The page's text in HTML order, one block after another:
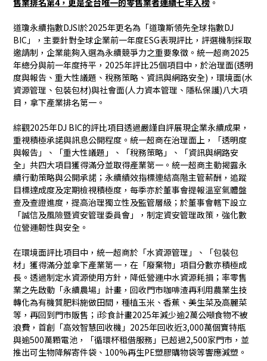
售業排名第4，更是全台唯一的零售業者連續七年入榜 。
道瓊永續指數DJSI於2025年更名為「道瓊斯領先全球指數DJ
BIC」，主要針對全球企業前一年度ESG表現評比，評選機制採取
邀請制，企業能夠入選為永續競爭力之重要象徵。統一超商2025
年總分與前一年度持平，2025年評比25個項目中，於治理面(透明
度與報告、重大性議題、稅務策略、資訊與網路安全)，環境面(水
資源管理、包裝包材)與社會面(人力資本管理、隱私保護)八大項
目，拿下產業排名第一。
綜觀2025年DJ BIC的評比項目透過嚴謹自評展現企業永續成果，
重視積極承諾與訊息公開程度。統一超商在治理面上，「透明度
與報告」、「重大性議題」、「稅務策略」、「資訊與網路安
全」共四大項目獲得滿分並取得產業第一。統一超商主動揭露永
續行動策略與公開承諾；永續績效指標連結高階主管薪酬，追蹤
目標達成度及定期檢視積極度，每季亦於董事會提報溫室氣體盤
查及查證進度，提高治理獨立性及監管層級；於董事會轄下設立
「誠信及風險暨資安管理委員會」，制定資安管理政策，強化數
位營運韌性與安全。
在環境面評比項目中，統一超商於「水資源管理」、「包裝包
材」獲得滿分並拿下產業第一，在「廢棄物」項目分數亦積極成
長。透過制定水資源使用方針，降低營運中水資源耗損；率零售
業之先啟動「永續農場」計畫，回收門市咖啡渣再利用農業生技
轉化為有機質肥料施做田間，種植玉米、香蕉、美生菜及高麗菜
等，再回到門市販售；i珍食計畫2025年減少逾2萬公噸食物不被
浪費，首創「高效智慧回收機」2025年回收近3,000萬個寶特瓶
與逾500萬顆電池，「循環杯租借服務」已超過2,500家門市，並
推出可生物降解寄件袋、100%再生PE塑膠購物袋等響應減塑。